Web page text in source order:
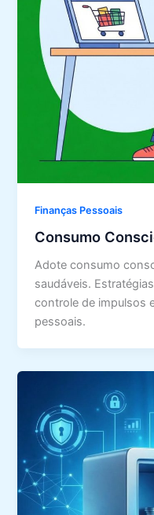
Finanças Pessoais
Consumo
Adote consumo
saudáveis.
controle de impulsos
pessoais.